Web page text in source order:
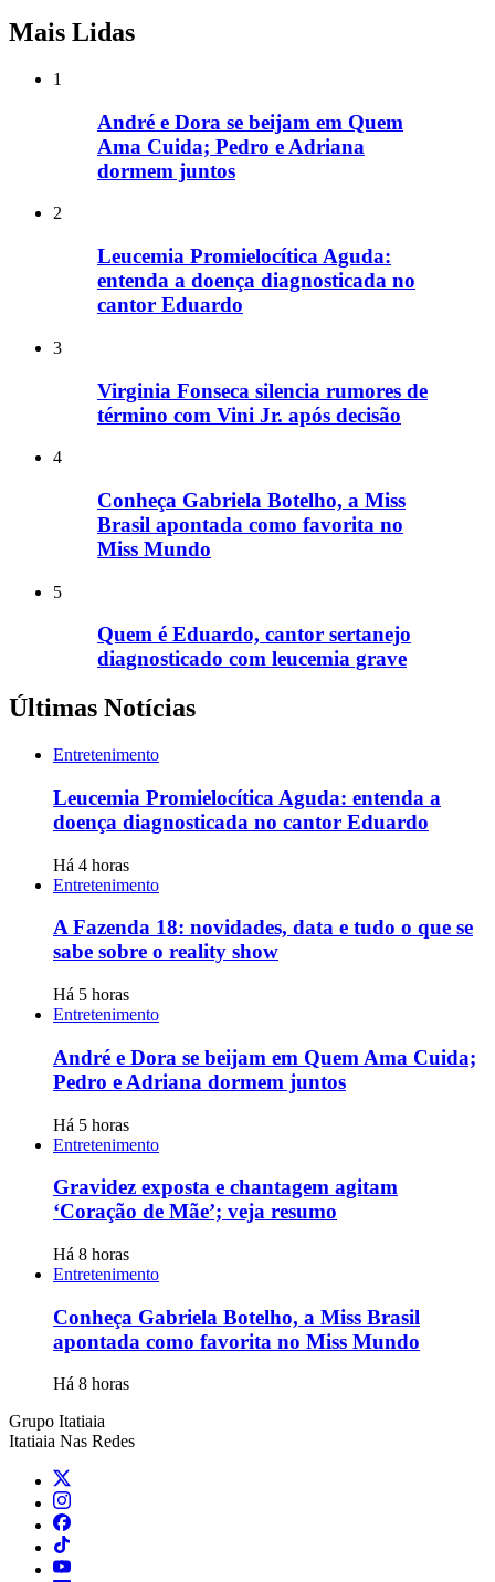
Mais Lidas
1
André e Dora se beijam em Quem
Ama Cuida; Pedro e Adriana
dormem juntos
2
Leucemia Promielocítica Aguda:
entenda a doença diagnosticada no
cantor Eduardo
3
Virginia Fonseca silencia rumores de
término com Vini Jr. após decisão
4
Conheça Gabriela Botelho, a Miss
Brasil apontada como favorita no
Miss Mundo
5
Quem é Eduardo, cantor sertanejo
diagnosticado com leucemia grave
Últimas Notícias
Entretenimento
Leucemia Promielocítica Aguda: entenda a
doença diagnosticada no cantor Eduardo
Há 4 horas
Entretenimento
A Fazenda 18: novidades, data e tudo o que se
sabe sobre o reality show
Há 5 horas
Entretenimento
André e Dora se beijam em Quem Ama Cuida;
Pedro e Adriana dormem juntos
Há 5 horas
Entretenimento
Gravidez exposta e chantagem agitam
‘Coração de Mãe’; veja resumo
Há 8 horas
Entretenimento
Conheça Gabriela Botelho, a Miss Brasil
apontada como favorita no Miss Mundo
Há 8 horas
Grupo Itatiaia
Itatiaia Nas Redes